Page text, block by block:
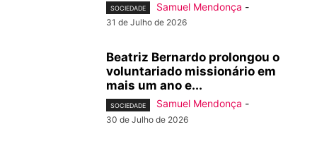
SOCIEDADE Samuel Mendonça -
31 de Julho de 2026
Beatriz Bernardo prolongou o
voluntariado missionário em
mais um ano e...
SOCIEDADE Samuel Mendonça -
30 de Julho de 2026